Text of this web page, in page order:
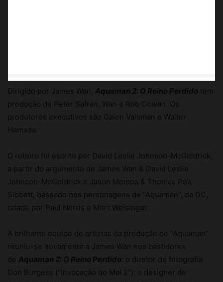
produção de Peter Safran, Wan e Rob Cowan. Os
produtores executivos são Galen Vaisman e Walter
Hamada.
O roteiro foi escrito por David Leslie Johnson-McGoldrick,
Johnson-McGoldrick e Jason Momoa & Thomas Pa’a
Sibbett, baseado nos personagens de “Aquaman”, da DC,
criado por Paul Norris e Mort Weisinger.
A brilhante equipe de artistas da produção de “Aquaman”
de Aquaman 2: O Reino Perdido : o diretor de fotografia
Don Burgess (“Invocação do Mal 2”); o designer de
produção Bill Brzeski (“Jumanji 2”); o editor Kirk Morri
(“Velozes e Furiosos 7”); o compositor Rupert Gregson-